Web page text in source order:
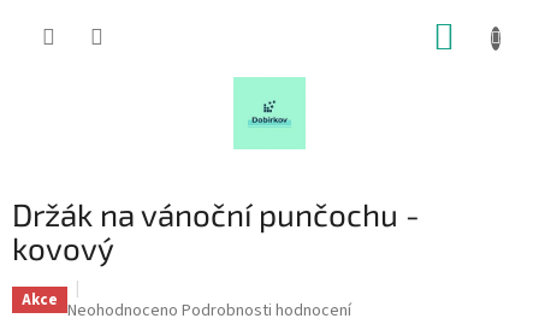
Držák na vánoční punčochu -
kovový
Akce Průměrné
Neohodnoceno Podrobnosti hodnocení